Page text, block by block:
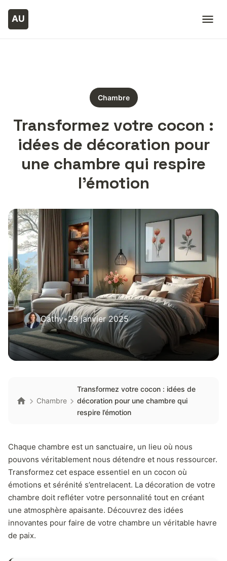
Chambre
Transformez votre cocon :
idées de décoration pour
une chambre qui respire
l’émotion
Cathy•29 janvier 2025
Chambre
Transformez votre cocon : idées de
décoration pour une chambre qui
respire l’émotion
Chaque chambre est un sanctuaire, un lieu où nous
pouvons véritablement nous détendre et nous ressourcer.
Transformez cet espace essentiel en un cocon où
émotions et sérénité s’entrelacent. La décoration de votre
chambre doit refléter votre personnalité tout en créant
une atmosphère apaisante. Découvrez des idées
innovantes pour faire de votre chambre un véritable havre
de paix.